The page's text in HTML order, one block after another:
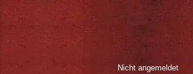
Nicht angemeldet